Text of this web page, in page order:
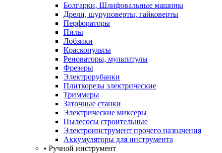
Болгарки, Шлифовальные машины
Дрели, шуруповерты, гайковерты
Перфораторы
Пилы
Лобзики
Краскопульты
Реноваторы, мультитулы
Фрезеры
Электрорубанки
Плиткорезы электрические
Триммеры
Заточные станки
Электрические миксеры
Пылесосы строительные
Электроинструмент прочего назначения
Аккумуляторы для инструмента
• Ручной инструмент